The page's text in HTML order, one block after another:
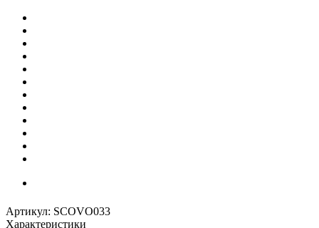
Артикул: SCOVO033
Характеристики